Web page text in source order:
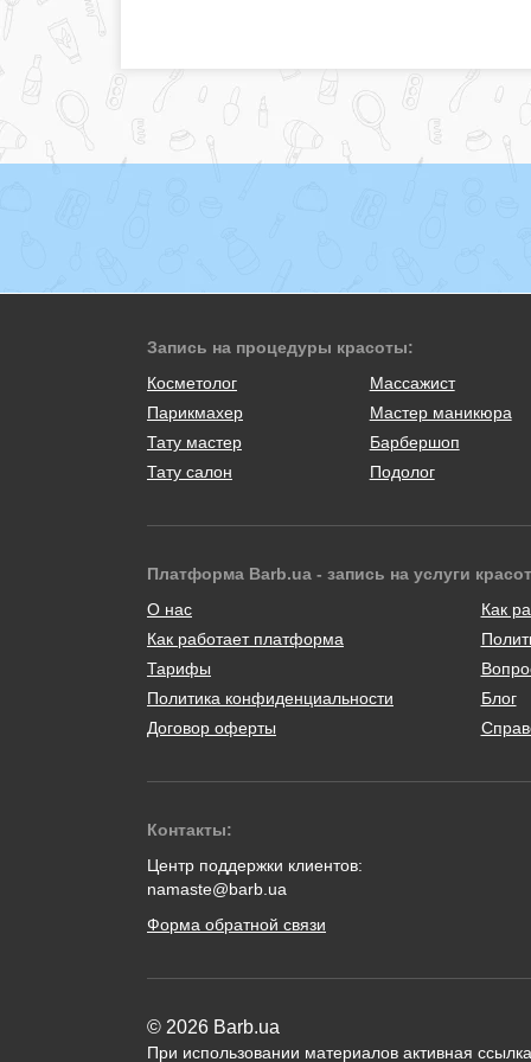
Запись на процедуры красоты:
Косметолог
Массажист
Парикмахер
Мастер маникюра
Тату мастер
Барбершоп
Тату салон
Подолог
Платформа Barb.ua - запись на услуги
О нас
Как работает платформа
Тарифы
Политика конфиденциальности
Договор оферты
Как
Блог
Контакты:
Центр поддержки клиентов:
namaste@barb.ua
Форма обратной связи
© 2026 Barb.ua
При использовании материалов активная